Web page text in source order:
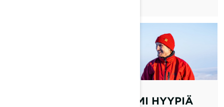
SAMI HYYPIÄ